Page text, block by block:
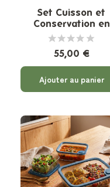
Set Cuisson et
Conservation en
Verre - 3 pièces
55,00 €
Ajouter au panier